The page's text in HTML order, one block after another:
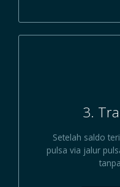
3.
Setelah saldo
pulsa via jalur